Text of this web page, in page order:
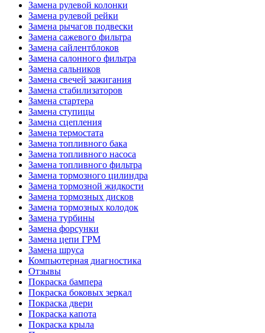
Замена рулевой колонки
Замена рулевой рейки
Замена рычагов подвески
Замена сажевого фильтра
Замена сайлентблоков
Замена салонного фильтра
Замена сальников
Замена свечей зажигания
Замена стабилизаторов
Замена стартера
Замена ступицы
Замена сцепления
Замена термостата
Замена топливного бака
Замена топливного насоса
Замена топливного фильтра
Замена тормозного цилиндра
Замена тормозной жидкости
Замена тормозных дисков
Замена тормозных колодок
Замена турбины
Замена форсунки
Замена цепи ГРМ
Замена шруса
Компьютерная диагностика
Отзывы
Покраска бампера
Покраска боковых зеркал
Покраска двери
Покраска капота
Покраска крыла